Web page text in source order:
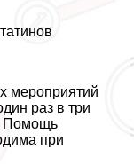
мероприятий
раз в три
Помощь
при